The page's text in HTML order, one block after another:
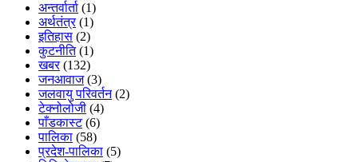
अन्तर्वार्ता (1)
अर्थतंत्र(1)
इतिहास (2)
कुटनीति(1)
खबर(132)
जनआवाज(3)
जलवायु परिवर्तन(2)
टेक्नोलोजी (4)
पाँडकास्ट(6)
पालिका (58)
प्रदेश-पालिका (5)